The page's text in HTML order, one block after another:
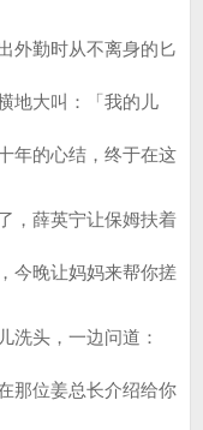
勤时从不离身的匕
地大叫：「我的儿
年的心结，终于在这
薛英宁让保姆扶着
今晚让妈妈来帮你搓
头，一边问道：
那位姜总长介绍给你